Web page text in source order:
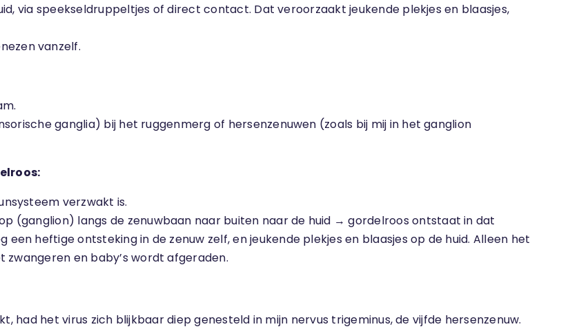
via speekseldruppeltjes of direct contact. Dat veroorzaakt jeukende plekjes en blaasjes,
vanzelf.
ganglia) bij het ruggenmerg of hersenzenuwen (zoals bij mij in het ganglion
verzwakt is.
(ganglion) langs de zenuwbaan naar buiten naar de huid → gordelroos ontstaat in dat
heftige ontsteking in de zenuw zelf, en jeukende plekjes en blaasjes op de huid. Alleen het
en baby’s wordt afgeraden.
had het virus zich blijkbaar diep genesteld in mijn nervus trigeminus, de vijfde hersenzenuw.